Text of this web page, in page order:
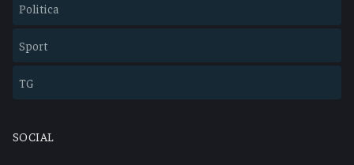
Politica
Sport
TG
SOCIAL